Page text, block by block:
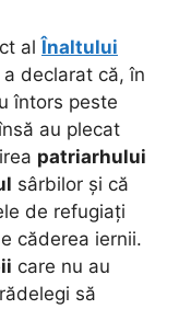
al Înaltului
a declarat că, în
întors peste
au plecat
patriarhului
sârbilor și că
de refugiați
căderea iernii.
care nu au
să